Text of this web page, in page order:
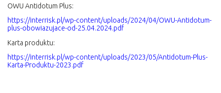
OWU Antidotum Plus:
https://interrisk.pl/wp-content/uploads/2024/04/OWU-Antidotum-
plus-obowiazujace-od-25.04.2024.pdf
Karta produktu:
https://interrisk.pl/wp-content/uploads/2023/05/Antidotum-Plus-
Karta-Produktu-2023.pdf